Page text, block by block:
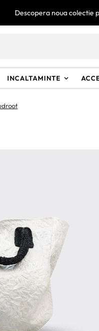
Descopera noua colectie
INCALTAMINTE